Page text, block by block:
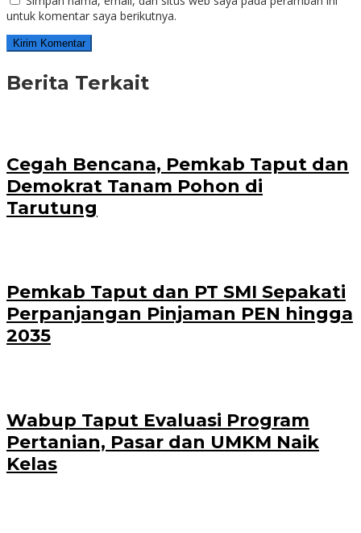
untuk komentar saya berikutnya.
Berita Terkait
Cegah Bencana, Pemkab Taput dan
Demokrat Tanam Pohon di
Tarutung
Pemkab Taput dan PT SMI Sepakati
Perpanjangan Pinjaman PEN hingga
2035
Wabup Taput Evaluasi Program
Pertanian, Pasar dan UMKM Naik
Kelas